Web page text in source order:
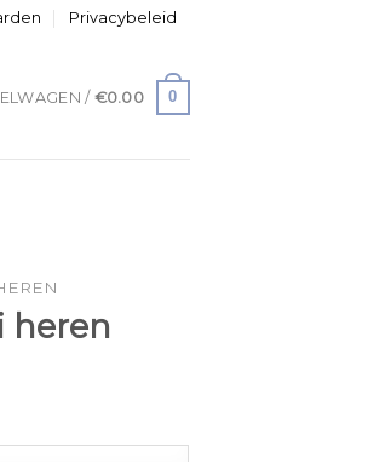
Privacybeleid
/€0.00 0
heren